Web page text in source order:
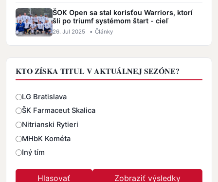
ŠOK Open sa stal korisťou Warriors, ktorí
šli po triumf systémom štart - cieľ
26. Jul 2025 • Články
KTO ZÍSKA TITUL V AKTUÁLNEJ SEZÓNE?
Odpovede
LG Bratislava
ŠK Farmaceut Skalica
Nitrianski Rytieri
MHbK Kométa
Iný tím